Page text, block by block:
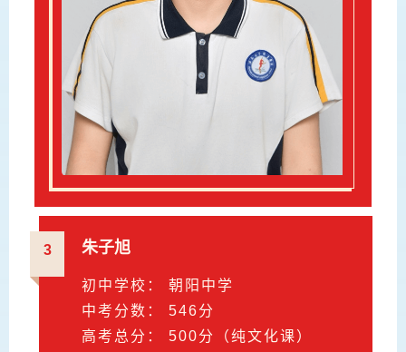
3 朱子旭
初中学校： 朝阳中学
中考分数： 546分
高考总分： 500分（纯文化课）